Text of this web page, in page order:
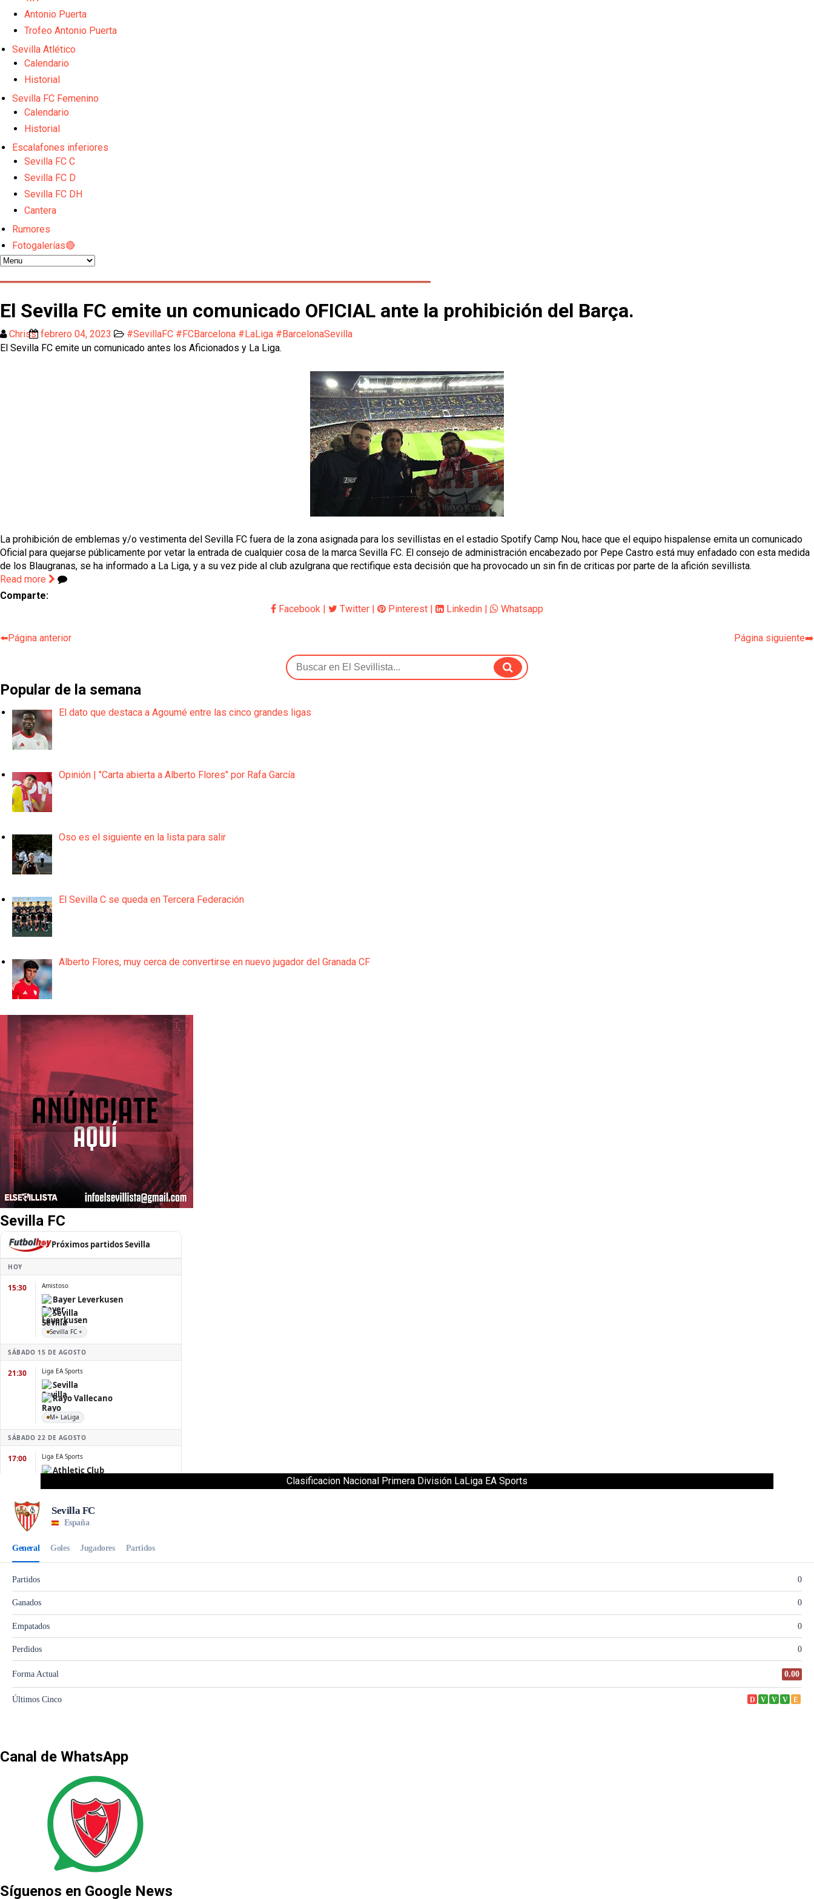
El Sevilla mueve ficha por Robbie Ure: la opción 'A' para el ataque nervionense
Los contratiempos para García Plaza por la mala gestión de un inválido Consejo
Análisis | El Sevilla FC cierra una pretemporada de contrastes antes del inicio de LaLiga
Antonio Puerta
Trofeo Antonio Puerta
Sevilla Atlético
Calendario
Historial
Sevilla FC Femenino
Calendario
Historial
Escalafones inferiores
Sevilla FC C
Sevilla FC D
Sevilla FC DH
Cantera
Rumores
Fotogalerías🔴
El Sevilla FC emite un comunicado OFICIAL ante la prohibición del Barça.
Chriss febrero 04, 2023
#SevillaFC #FCBarcelona #LaLiga #BarcelonaSevilla
El Sevilla FC emite un comunicado antes los Aficionados y La Liga.
La prohibición de emblemas y/o vestimenta del Sevilla FC fuera de la zona asignada para los sevillistas en el estadio Spotify Camp Nou, hace que el equipo hispalense emita un comunicado
Oficial para quejarse públicamente por vetar la entrada de cualquier cosa de la marca Sevilla FC. El consejo de administración encabezado por Pepe Castro está muy enfadado con esta medida
de los Blaugranas, se ha informado a La Liga, y a su vez pide al club azulgrana que rectifique esta decisión que ha provocado un sin fin de criticas por parte de la afición sevillista.
Read more
Comparte:
Facebook | Twitter | Pinterest | Linkedin | Whatsapp
⬅️Página anterior Página siguiente➡️
Popular de la semana
El dato que destaca a Agoumé entre las cinco grandes ligas
Opinión | "Carta abierta a Alberto Flores" por Rafa García
Oso es el siguiente en la lista para salir
El Sevilla C se queda en Tercera Federación
Alberto Flores, muy cerca de convertirse en nuevo jugador del Granada CF
Sevilla FC
Clasificacion Nacional Primera División LaLiga EA Sports
Canal de WhatsApp
Síguenos en Google News